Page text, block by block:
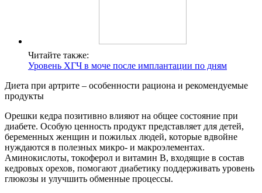
Читайте также:
Уровень ХГЧ в моче после имплантации по дням
Диета при артрите – особенности рациона и рекомендуемые
продукты
Орешки кедра позитивно влияют на общее состояние при
диабете. Особую ценность продукт представляет для детей,
беременных женщин и пожилых людей, которые вдвойне
нуждаются в полезных микро- и макроэлементах.
Аминокислоты, токоферол и витамин В, входящие в состав
кедровых орехов, помогают диабетику поддерживать уровень
глюкозы и улучшить обменные процессы.